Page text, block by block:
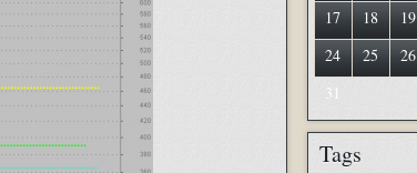
17
18 19
24
25 26
31
Tags